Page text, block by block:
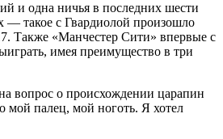
и одна ничья в последних шести
— такое с Гвардиолой произошло
Также «Манчестер Сити» впервые с
имея преимущество в три
вопрос о происхождении царапин
мой палец, мой ноготь. Я хотел